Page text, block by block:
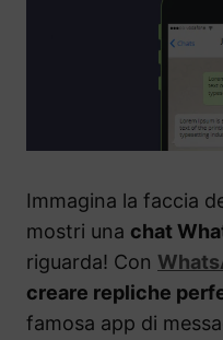
Immagina la faccia
mostri una chat
riguarda! Con
creare repliche
famosa app di